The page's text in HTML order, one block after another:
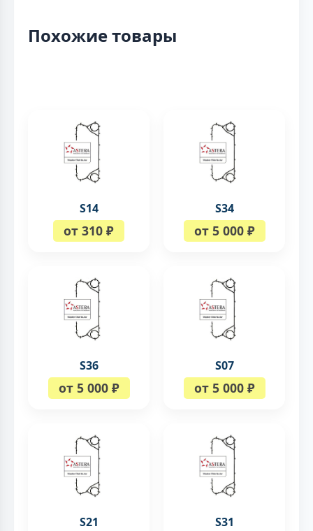
Похожие товары
S14
от 310 ₽
S34
от 5 000 ₽
S36
от 5 000 ₽
S07
от 5 000 ₽
S21 S31